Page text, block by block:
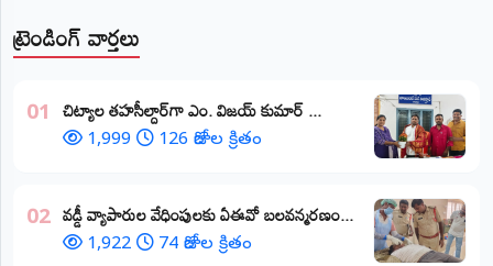
ట్రెండింగ్ వార్తలు
01 ​చిట్యాల తహసీల్దార్‌గా ఎం. విజయ్ కుమార్ ...
1,999 126 రోజుల క్రితం
02 వడ్డీ వ్యాపారుల వేధింపులకు ఏఈవో బలవన్మరణం...
1,922 74 రోజుల క్రితం